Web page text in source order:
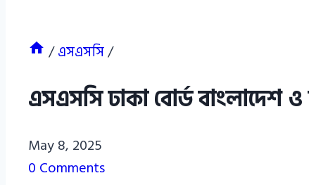
/এসএসসি/
এসএসসি ঢাকা বোর্ড বাংলাদেশ
Azizul
Haque
May 8, 2025
0 Comments